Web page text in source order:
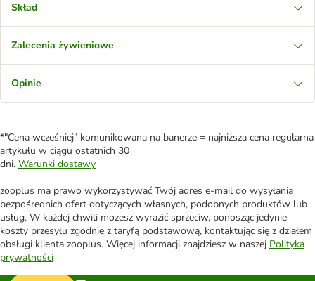
Skład
Zalecenia żywieniowe
Opinie
*"Cena wcześniej" komunikowana na banerze = najniższa cena regularna
artykułu w ciągu ostatnich 30
dni. Warunki dostawy
zooplus ma prawo wykorzystywać Twój adres e-mail do wysyłania
bezpośrednich ofert dotyczących własnych, podobnych produktów lub
usług. W każdej chwili możesz wyrazić sprzeciw, ponosząc jedynie
koszty przesyłu zgodnie z taryfą podstawową, kontaktując się z działem
obsługi klienta zooplus. Więcej informacji znajdziesz w naszej Polityka
prywatności